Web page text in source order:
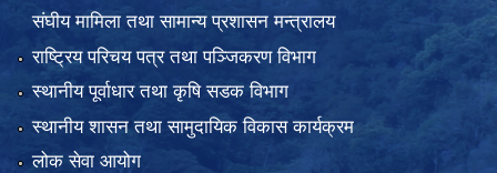
संघीय मामिला तथा सामान्य प्रशासन मन्त्रालय
राष्ट्रिय परिचय पत्र तथा पञ्जिकरण विभाग
स्थानीय पूर्वाधार तथा कृषि सडक विभाग
स्थानीय शासन तथा सामुदायिक विकास कार्यक्रम
लोक सेवा आयोग